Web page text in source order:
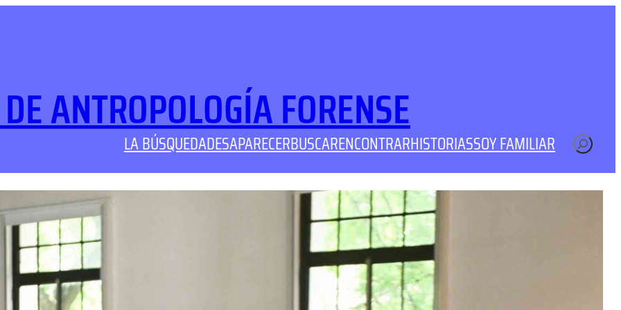
ANTROPOLOGÍA FORENSE
LA BÚSQUEDADESAPARECERBUSCARENCONTRARHISTORIASSOY FAMILIAR Buscar